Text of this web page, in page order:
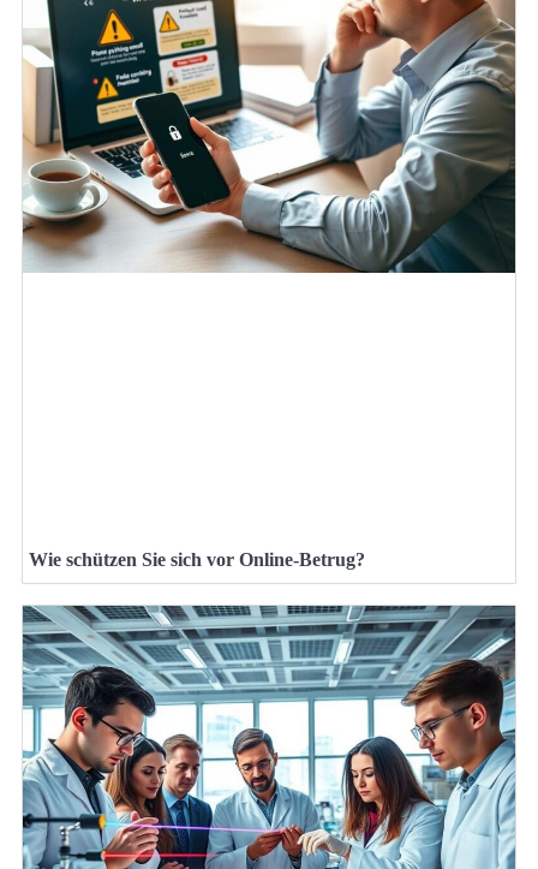
Wie schützen Sie sich vor Online-Betrug?